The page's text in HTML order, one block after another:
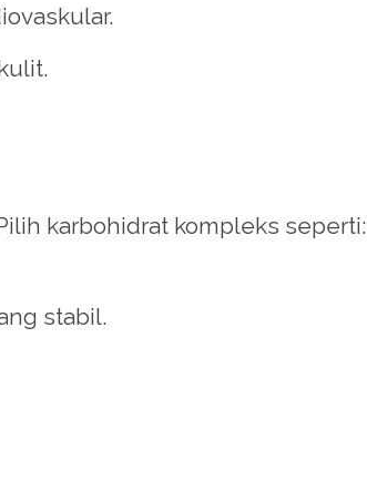
karbohidrat kompleks seperti:
stabil.